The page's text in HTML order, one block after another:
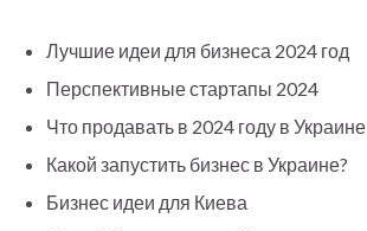
Лучшие идеи для бизнеса 2024 год
Перспективные стартапы 2024
Что продавать в 2024 году в Украине
Какой запустить бизнес в Украине?
Бизнес идеи для Киева